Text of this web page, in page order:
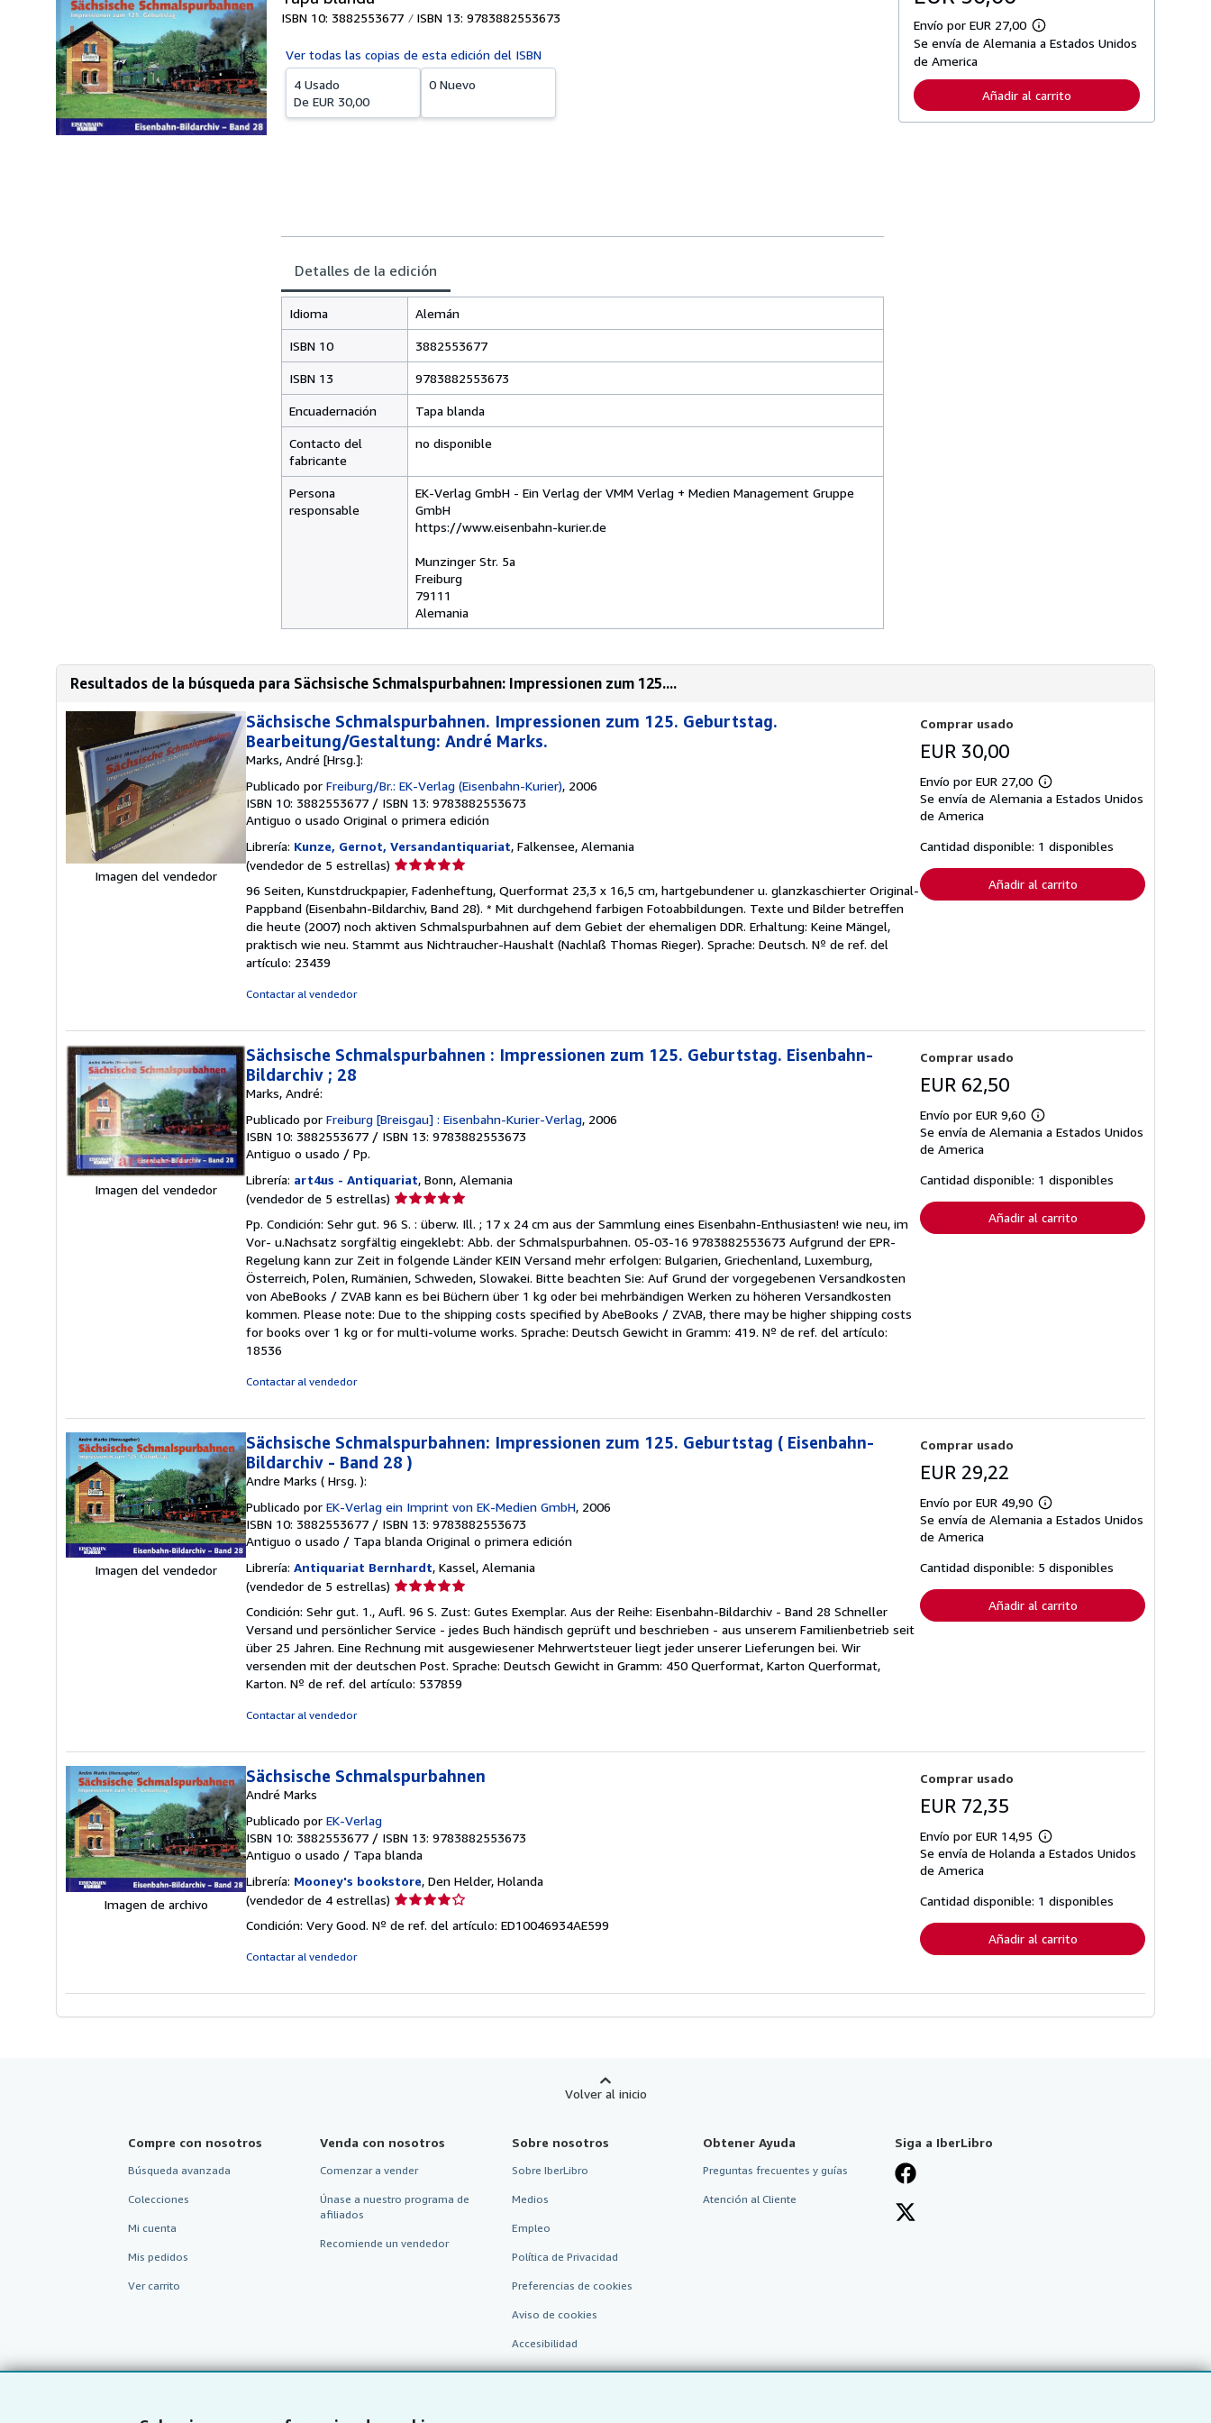
ISBN 10: 3882553677 ISBN 13: 9783882553673
Ver todas las copias de esta edición del ISBN
4 Usado
De EUR 30,00
0 Nuevo
Detalles de la edición
Idioma Alemán
ISBN 10 3882553677
ISBN 13 9783882553673
Encuadernación Tapa blanda
Contacto del
fabricante
no disponible
Persona
responsable
EK-Verlag GmbH - Ein Verlag der VMM Verlag + Medien Management Gruppe
GmbH
https://www.eisenbahn-kurier.de
Munzinger Str. 5a
Freiburg
79111
Alemania
Envío por EUR 27,00
M
á
f
o
r
Se envía de Alemania a Estados Unidos
de America
Añadir al carrito
Resultados de la búsqueda para Sächsische Schmalspurbahnen: Impressionen zum 125....
Imagen del vendedor
Sächsische Schmalspurbahnen. Impressionen zum 125. Geburtstag.
Bearbeitung/Gestaltung: André Marks.
Marks, André [Hrsg.]:
Publicado por Freiburg/Br.: EK-Verlag (Eisenbahn-Kurier), 2006
ISBN 10: 3882553677 / ISBN 13: 9783882553673
Antiguo o usado Original o primera edición
Librería: Kunze, Gernot, Versandantiquariat, Falkensee, Alemania
(vendedor de 5 estrellas) Calificación
vendedor:
5
de
5
96 Seiten, Kunstdruckpapier, Fadenheftung, Querformat 23,3 x 16,5 cm, hartgebundener u. glanzkaschierter Original-
Pappband (Eisenbahn-Bildarchiv, Band 28). * Mit durchgehend farbigen Fotoabbildungen. Texte und Bilder betreffen
die heute (2007) noch aktiven Schmalspurbahnen auf dem Gebiet der ehemaligen DDR. Erhaltung: Keine Mängel,
praktisch wie neu. Stammt aus Nichtraucher-Haushalt (Nachlaß Thomas Rieger). Sprache: Deutsch. Nº de ref. del
artículo: 23439
Contactar al vendedor
Comprar usado
EUR 30,00
Envío por EUR 27,00
Más
información
tarifas
de
envío
Se envía de Alemania a Estados Unidos
de America
Cantidad disponible: 1 disponibles
Añadir al carrito
Imagen del vendedor
Sächsische Schmalspurbahnen : Impressionen zum 125. Geburtstag. Eisenbahn-
Bildarchiv ; 28
Marks, André:
Publicado por Freiburg [Breisgau] : Eisenbahn-Kurier-Verlag, 2006
ISBN 10: 3882553677 / ISBN 13: 9783882553673
Antiguo o usado / Pp.
Librería: art4us - Antiquariat, Bonn, Alemania
(vendedor de 5 estrellas) Calificación
vendedor:
5
de
5
estrellas
Pp. Condición: Sehr gut. 96 S. : überw. Ill. ; 17 x 24 cm aus der Sammlung eines Eisenbahn-Enthusiasten! wie neu, im
Vor- u.Nachsatz sorgfältig eingeklebt: Abb. der Schmalspurbahnen. 05-03-16 9783882553673 Aufgrund der EPR-
Regelung kann zur Zeit in folgende Länder KEIN Versand mehr erfolgen: Bulgarien, Griechenland, Luxemburg,
Österreich, Polen, Rumänien, Schweden, Slowakei. Bitte beachten Sie: Auf Grund der vorgegebenen Versandkosten
von AbeBooks / ZVAB kann es bei Büchern über 1 kg oder bei mehrbändigen Werken zu höheren Versandkosten
kommen. Please note: Due to the shipping costs specified by AbeBooks / ZVAB, there may be higher shipping costs
for books over 1 kg or for multi-volume works. Sprache: Deutsch Gewicht in Gramm: 419. Nº de ref. del artículo:
18536
Contactar al vendedor
Comprar usado
EUR 62,50
Envío por EUR 9,60
Más
información
tarifas
de
envío
Se envía de Alemania a Estados Unidos
de America
Cantidad disponible: 1 disponibles
Añadir al carrito
Imagen del vendedor
Sächsische Schmalspurbahnen: Impressionen zum 125. Geburtstag ( Eisenbahn-
Bildarchiv - Band 28 )
Andre Marks ( Hrsg. ):
Publicado por EK-Verlag ein Imprint von EK-Medien GmbH, 2006
ISBN 10: 3882553677 / ISBN 13: 9783882553673
Antiguo o usado / Tapa blanda Original o primera edición
Librería: Antiquariat Bernhardt, Kassel, Alemania
(vendedor de 5 estrellas) Calificación
vendedor:
5
de
5
estrellas
Condición: Sehr gut. 1., Aufl. 96 S. Zust: Gutes Exemplar. Aus der Reihe: Eisenbahn-Bildarchiv - Band 28 Schneller
Versand und persönlicher Service - jedes Buch händisch geprüft und beschrieben - aus unserem Familienbetrieb seit
über 25 Jahren. Eine Rechnung mit ausgewiesener Mehrwertsteuer liegt jeder unserer Lieferungen bei. Wir
versenden mit der deutschen Post. Sprache: Deutsch Gewicht in Gramm: 450 Querformat, Karton Querformat,
Karton. Nº de ref. del artículo: 537859
Contactar al vendedor
Comprar usado
EUR 29,22
Envío por EUR 49,90
Más
información
tarifas
de
envío
Se envía de Alemania a Estados Unidos
de America
Cantidad disponible: 5 disponibles
Añadir al carrito
Imagen de archivo
Sächsische Schmalspurbahnen
André Marks
Publicado por EK-Verlag
ISBN 10: 3882553677 / ISBN 13: 9783882553673
Antiguo o usado / Tapa blanda
Librería: Mooney's bookstore, Den Helder, Holanda
(vendedor de 4 estrellas) Calificación
vendedor:
Condición: Very Good. Nº de ref. del artículo: ED10046934AE599
Contactar al vendedor
Comprar usado
EUR 72,35
Envío por EUR 14,95
Más
información
tarifas
de
envío
Se envía de Holanda a Estados Unidos
de America
Cantidad disponible: 1 disponibles
Añadir al carrito
Volver al inicio
Compre con nosotros
Búsqueda avanzada
Colecciones
Mi cuenta
Mis pedidos
Ver carrito
Venda con nosotros
Comenzar a vender
Únase a nuestro programa de
afiliados
Recomiende un vendedor
Sobre nosotros
Sobre IberLibro
Medios
Empleo
Política de Privacidad
Preferencias de cookies
Aviso de cookies
Accesibilidad
Obtener Ayuda
Preguntas frecuentes y guías
Atención al Cliente
Siga a IberLibro